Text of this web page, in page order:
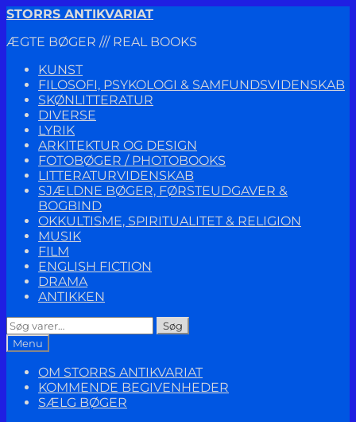
Spring
navigation
Spring
indhold
STORRS ANTIKVARIAT
ÆGTE BØGER /// REAL BOOKS
KUNST
FILOSOFI, PSYKOLOGI & SAMFUNDSVIDENSKAB
SKØNLITTERATUR
DIVERSE
LYRIK
ARKITEKTUR OG DESIGN
FOTOBØGER / PHOTOBOOKS
LITTERATURVIDENSKAB
SJÆLDNE BØGER, FØRSTEUDGAVER &
BOGBIND
OKKULTISME, SPIRITUALITET & RELIGION
MUSIK
FILM
ENGLISH FICTION
DRAMA
ANTIKKEN
Søg
efter:
Søg
Menu
OM STORRS ANTIKVARIAT
KOMMENDE BEGIVENHEDER
SÆLG BØGER